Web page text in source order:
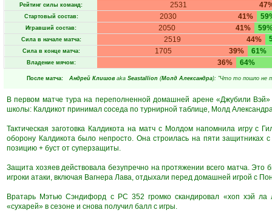
Рейтинг силы команд: 2531
Стартовый состав: 41%
2030
Игравший состав: 41%
2050
Сила в начале матча: 44%
2519
Сила в конце матча: 39%
1705 61%
Владение мячом: 36% 64%
После матча: Андрей Клишов aka Seastallion (Молд Александра): "Что то пошло не
В первом матче тура на переполненной домашней арене «Джубили Вэй»
школы: Калдикот принимал соседа по турнирной таблице, Молд
Тактическая заготовка Калдикота на матч с Молдом напомнила игру с
оборону Калдикота было непросто. Она строилась на пяти защитниках
позицию + буст от суперзащиты.
Защита хозяев действовала безупречно на протяжении всего матча. Это
игроки атаки, включая Вагнера Лава, отдыхали перед домашней игрой с
Вратарь Мэтью Сэндифорд с РС 352 громко скандировал «хоп хэй
«сухарей» в сезоне и снова получил балл с игры.